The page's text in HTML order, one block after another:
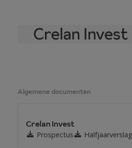
Crelan Invest
Algemene documenten
Crelan Invest
Prospectus
Halfjaarverslag